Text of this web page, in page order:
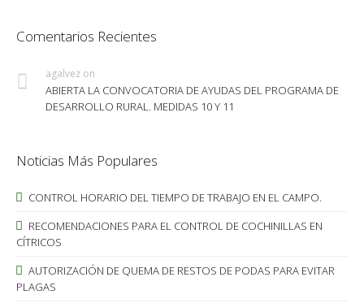
Comentarios Recientes
agalvez on
ABIERTA LA CONVOCATORIA DE AYUDAS DEL PROGRAMA DE
DESARROLLO RURAL. MEDIDAS 10 Y 11
Noticias Más Populares
CONTROL HORARIO DEL TIEMPO DE TRABAJO EN EL CAMPO.
RECOMENDACIONES PARA EL CONTROL DE COCHINILLAS EN
CÍTRICOS
AUTORIZACIÓN DE QUEMA DE RESTOS DE PODAS PARA EVITAR
PLAGAS